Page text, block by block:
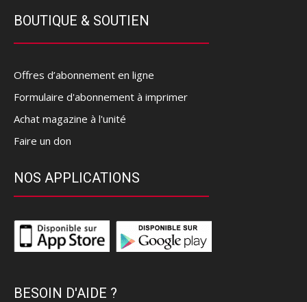
BOUTIQUE & SOUTIEN
Offres d’abonnement en ligne
Formulaire d'abonnement à imprimer
Achat magazine à l'unité
Faire un don
NOS APPLICATIONS
BESOIN D'AIDE ?